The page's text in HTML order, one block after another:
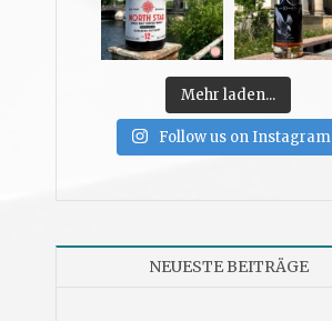
Mehr laden...
Follow us on Instagram
NEUESTE BEITRÄGE